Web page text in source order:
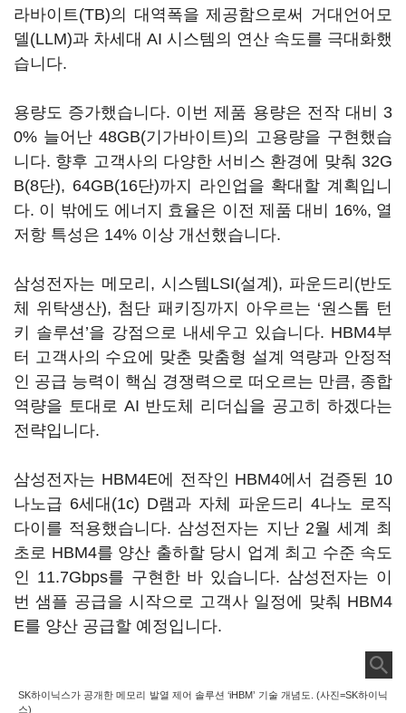
라바이트(TB)의 대역폭을 제공함으로써 거대언어모
델(LLM)과 차세대 AI 시스템의 연산 속도를 극대화했
습니다.
용량도 증가했습니다. 이번 제품 용량은 전작 대비 3
0% 늘어난 48GB(기가바이트)의 고용량을 구현했습
니다. 향후 고객사의 다양한 서비스 환경에 맞춰 32G
B(8단), 64GB(16단)까지 라인업을 확대할 계획입니
다. 이 밖에도 에너지 효율은 이전 제품 대비 16%, 열
저항 특성은 14% 이상 개선했습니다.
삼성전자는 메모리, 시스템LSI(설계), 파운드리(반도
체 위탁생산), 첨단 패키징까지 아우르는 ‘원스톱 턴
키 솔루션’을 강점으로 내세우고 있습니다. HBM4부
터 고객사의 수요에 맞춘 맞춤형 설계 역량과 안정적
인 공급 능력이 핵심 경쟁력으로 떠오르는 만큼, 종합
역량을 토대로 AI 반도체 리더십을 공고히 하겠다는
전략입니다.
삼성전자는 HBM4E에 전작인 HBM4에서 검증된 10
나노급 6세대(1c) D램과 자체 파운드리 4나노 로직
다이를 적용했습니다. 삼성전자는 지난 2월 세계 최
초로 HBM4를 양산 출하할 당시 업계 최고 수준 속도
인 11.7Gbps를 구현한 바 있습니다. 삼성전자는 이
번 샘플 공급을 시작으로 고객사 일정에 맞춰 HBM4
E를 양산 공급할 예정입니다.
SK하이닉스가 공개한 메모리 발열 제어 솔루션 ‘iHBM’ 기술 개념도. (사진=SK하이닉
스)